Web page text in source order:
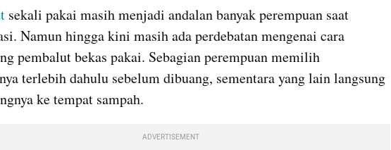
sekali pakai masih menjadi andalan banyak perempuan saat
Namun hingga kini masih ada perdebatan mengenai cara
pembalut bekas pakai. Sebagian perempuan memilih
terlebih dahulu sebelum dibuang, sementara yang lain langsung
ke tempat sampah.
ADVERTISEMENT